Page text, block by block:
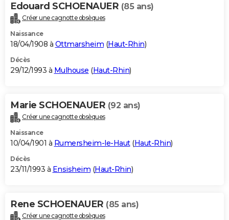
Edouard SCHOENAUER (85 ans)
Créer une cagnotte obsèques
Naissance
18/04/1908 à Ottmarsheim (Haut-Rhin)
Décès
29/12/1993 à Mulhouse (Haut-Rhin)
Marie SCHOENAUER (92 ans)
Créer une cagnotte obsèques
Naissance
10/04/1901 à Rumersheim-le-Haut(Haut-Rhin)
Décès
23/11/1993 à Ensisheim (Haut-Rhin)
Rene SCHOENAUER (85 ans)
Créer une cagnotte obsèques